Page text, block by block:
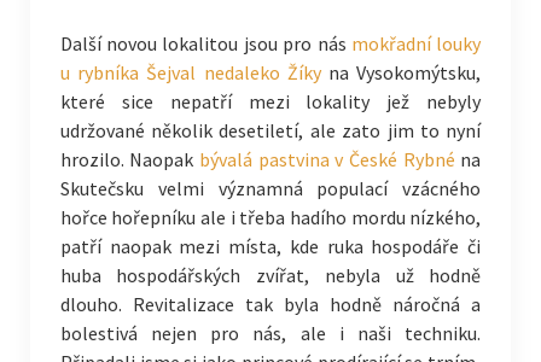
Další novou lokalitou jsou pro nás mokřadní louky
u rybníka Šejval nedaleko Žíkyna Vysokomýtsku,
které sice nepatří mezi lokality jež nebyly
udržované několik desetiletí, ale zato jim to nyní
hrozilo. Naopak bývalá pastvina v České Rybné na
Skutečsku velmi významná populací vzácného
hořce hořepníku ale i třeba hadího mordu nízkého,
patří naopak mezi místa, kde ruka hospodáře či
huba hospodářských zvířat, nebyla už hodně
dlouho. Revitalizace tak byla hodně náročná a
bolestivá nejen pro nás, ale i naši techniku.